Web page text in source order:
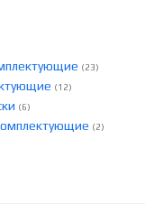
(23)
(12)
(6)
(2)